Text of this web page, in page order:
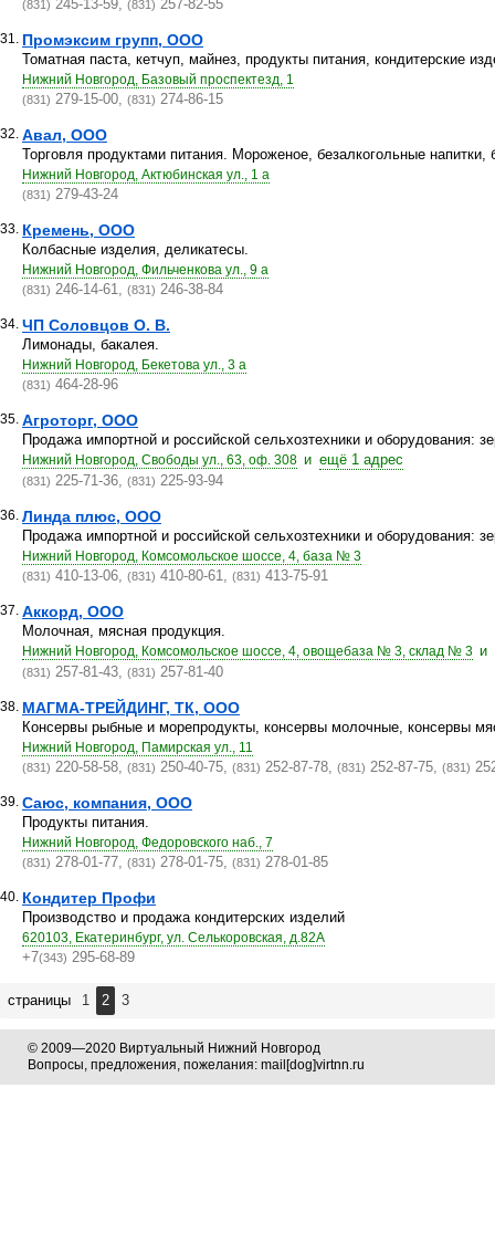
(831) 245-13-59, (831) 257-82-55
31. Промэксим групп, ООО
Томатная паста, кетчуп, майнез, продукты питания, кондитерские
Нижний Новгород, Базовый проспектезд, 1
(831) 279-15-00, (831) 274-86-15
32. Авал, ООО
Торговля продуктами питания. Мороженое, безалкогольные напитки,
Нижний Новгород, Актюбинская ул., 1 а
(831) 279-43-24
33. Кремень, ООО
Колбасные изделия, деликатесы.
Нижний Новгород, Фильченкова ул., 9 а
(831) 246-14-61, (831) 246-38-84
34. ЧП Соловцов О. В.
Лимонады, бакалея.
Нижний Новгород, Бекетова ул., 3 а
(831) 464-28-96
35. Агроторг, ООО
Продажа импортной и российской сельхозтехники и оборудования:
Нижний Новгород, Свободы ул., 63, оф. 308 и ещё 1 адрес
(831) 225-71-36, (831) 225-93-94
36. Линда плюс, ООО
Продажа импортной и российской сельхозтехники и оборудования:
Нижний Новгород, Комсомольское шоссе, 4, база № 3
(831) 410-13-06, (831) 410-80-61, (831) 413-75-91
37. Аккорд, ООО
Молочная, мясная продукция.
Нижний Новгород, Комсомольское шоссе, 4, овощебаза № 3, склад № 3 и
(831) 257-81-43, (831) 257-81-40
38. МАГМА-ТРЕЙДИНГ, ТК, ООО
Консервы рыбные и морепродукты, консервы молочные, консервы
Нижний Новгород, Памирская ул., 11
(831) 220-58-58, (831) 250-40-75, (831) 252-87-78, (831) 252-87-75, (831)
39. Саюс, компания, ООО
Продукты питания.
Нижний Новгород, Федоровского наб., 7
(831) 278-01-77, (831) 278-01-75, (831) 278-01-85
40. Кондитер Профи
Производство и продажа кондитерских изделий
620103, Екатеринбург, ул. Селькоровская, д.82А
+7(343) 295-68-89
страницы 1 2 3
© 2009—2020 Виртуальный Нижний Новгород
Вопросы, предложения, пожелания: mail[dog]virtnn.ru